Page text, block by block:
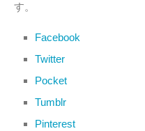
す。
Facebook
Twitter
Pocket
Tumblr
Pinterest